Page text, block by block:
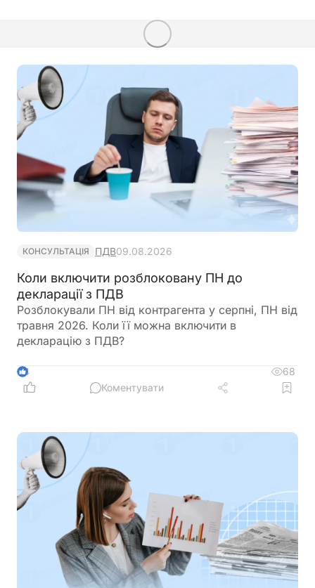
КОНСУЛЬТАЦІЯ ПДВ09.08.2026
Коли включити розблоковану ПН до
декларації з ПДВ
Розблокували ПН від контрагента у серпні, ПН від
травня 2026. Коли її можна включити в
декларацію з ПДВ?
4
68
Коментувати